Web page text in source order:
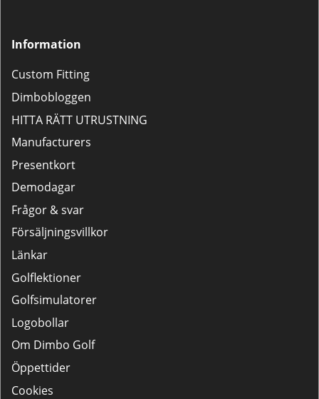
Information
Custom Fitting
Dimbobloggen
HITTA RÄTT UTRUSTNING
Manufacturers
Presentkort
Demodagar
Frågor & svar
Försäljningsvillkor
Länkar
Golflektioner
Golfsimulatorer
Logobollar
Om Dimbo Golf
Öppettider
Cookies